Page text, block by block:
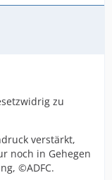
zu
verstärkt,
noch in Gehegen
©ADFC.